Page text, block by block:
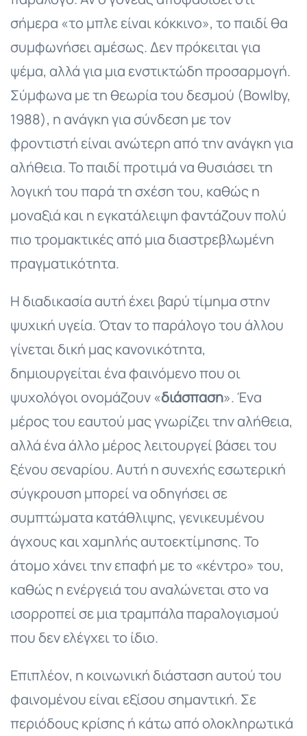
σήμερα «το μπλε είναι κόκκινο», το παιδί θα
συμφωνήσει αμέσως. Δεν πρόκειται για
ψέμα, αλλά για μια ενστικτώδη προσαρμογή.
Σύμφωνα με τη θεωρία του δεσμού (Bowlby,
1988), η ανάγκη για σύνδεση με τον
φροντιστή είναι ανώτερη από την ανάγκη για
αλήθεια. Το παιδί προτιμά να θυσιάσει τη
λογική του παρά τη σχέση του, καθώς η
μοναξιά και η εγκατάλειψη φαντάζουν πολύ
πιο τρομακτικές από μια διαστρεβλωμένη
πραγματικότητα.
Η διαδικασία αυτή έχει βαρύ τίμημα στην
ψυχική υγεία. Όταν το παράλογο του άλλου
γίνεται δική μας κανονικότητα,
δημιουργείται ένα φαινόμενο που οι
ψυχολόγοι ονομάζουν «διάσπαση». Ένα
μέρος του εαυτού μας γνωρίζει την αλήθεια,
αλλά ένα άλλο μέρος λειτουργεί βάσει του
ξένου σεναρίου. Αυτή η συνεχής εσωτερική
σύγκρουση μπορεί να οδηγήσει σε
συμπτώματα κατάθλιψης, γενικευμένου
άγχους και χαμηλής αυτοεκτίμησης. Το
άτομο χάνει την επαφή με το «κέντρο» του,
καθώς η ενέργειά του αναλώνεται στο να
ισορροπεί σε μια τραμπάλα παραλογισμού
που δεν ελέγχει το ίδιο.
Επιπλέον, η κοινωνική διάσταση αυτού του
φαινομένου είναι εξίσου σημαντική. Σε
περιόδους κρίσης ή κάτω από ολοκληρωτικά